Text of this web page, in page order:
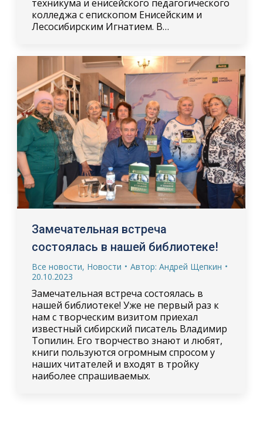
техникума и енисейского педагогического
колледжа с епископом Енисейским и
Лесосибирским Игнатием. В…
Замечательная встреча
состоялась в нашей библиотеке!
Все новости, Новости Автор: Андрей Щепкин
20.10.2023
Замечательная встреча состоялась в
нашей библиотеке! Уже не первый раз к
нам с творческим визитом приехал
известный сибирский писатель Владимир
Топилин. Его творчество знают и любят,
книги пользуются огромным спросом у
наших читателей и входят в тройку
наиболее спрашиваемых.